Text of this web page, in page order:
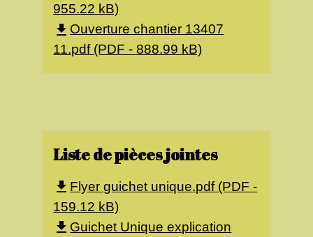
955.22 kB)
file_downloadOuverture chantier 13407
11.pdf (PDF - 888.99 kB)
Liste de pièces jointes
file_download Flyer guichet unique.pdf (PDF -
159.12 kB)
file_download Guichet Unique explication